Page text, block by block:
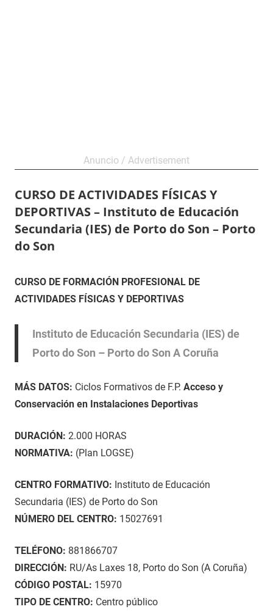
CURSO DE ACTIVIDADES FÍSICAS Y
DEPORTIVAS – Instituto de Educación
Secundaria (IES) de Porto do Son – Porto
do Son
26
de
de
2021
Maria
ACTIVIDADES
FÍSICAS
DEPORTIVAS
Curso
Coruña
CURSO DE FORMACIÓN PROFESIONAL DE
ACTIVIDADES FÍSICAS Y DEPORTIVAS
Instituto de Educación Secundaria (IES) de
Porto do Son – Porto do Son A Coruña
MÁS DATOS: Ciclos Formativos de F.P. Acceso y
Conservación en Instalaciones Deportivas
DURACIÓN: 2.000 HORAS
NORMATIVA: (Plan LOGSE)
CENTRO FORMATIVO: Instituto de Educación
Secundaria (IES) de Porto do Son
NÚMERO DEL CENTRO: 15027691
TELÉFONO: 881866707
DIRECCIÓN: RU/As Laxes 18, Porto do Son (A Coruña)
CÓDIGO POSTAL: 15970
TIPO DE CENTRO: Centro público